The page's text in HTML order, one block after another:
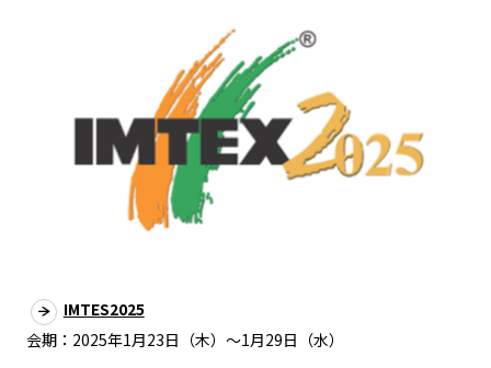
IMTES2025
会期：2025年1月23日（木）～1月29日（水）